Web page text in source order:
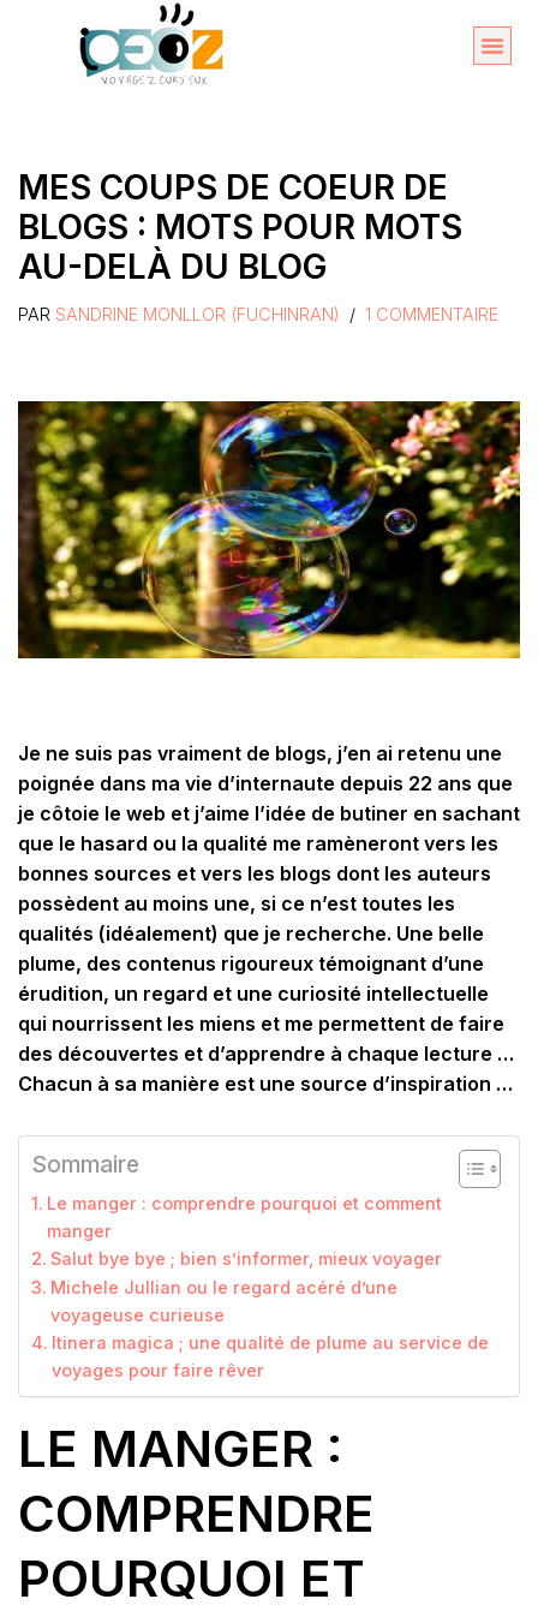
MES COUPS DE COEUR DE
BLOGS : MOTS POUR MOTS
AU-DELÀ DU BLOG
PAR SANDRINE MONLLOR (FUCHINRAN) 1 COMMENTAIRE
Je ne suis pas vraiment de blogs, j’en ai retenu une
poignée dans ma vie d’internaute depuis 22 ans que
je côtoie le web et j’aime l’idée de butiner en sachant
que le hasard ou la qualité me ramèneront vers les
bonnes sources et vers les blogs dont les auteurs
possèdent au moins une, si ce n’est toutes les
qualités (idéalement) que je recherche. Une belle
plume, des contenus rigoureux témoignant d’une
érudition, un regard et une curiosité intellectuelle
qui nourrissent les miens et me permettent de faire
des découvertes et d’apprendre à chaque lecture …
Chacun à sa manière est une source d’inspiration …
Sommaire
Le manger : comprendre pourquoi et comment
manger
Salut bye bye ; bien s’informer, mieux voyager
Michele Jullian ou le regard acéré d’une
voyageuse curieuse
Itinera magica ; une qualité de plume au service de
voyages pour faire rêver
LE MANGER :
COMPRENDRE
POURQUOI ET